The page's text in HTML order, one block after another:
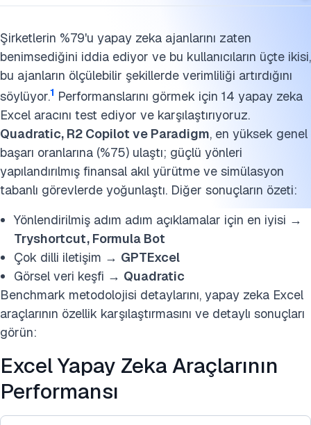
Şirketlerin %79'u yapay zeka ajanlarını zaten
benimsediğini iddia ediyor ve bu kullanıcıların üçte ikisi,
bu ajanların ölçülebilir şekillerde verimliliği artırdığını
söylüyor.1 Performanslarını görmek için 14 yapay zeka
Excel aracını test ediyor ve karşılaştırıyoruz.
Quadratic, R2 Copilot ve Paradigm, en yüksek genel
başarı oranlarına (%75) ulaştı; güçlü yönleri
yapılandırılmış finansal akıl yürütme ve simülasyon
tabanlı görevlerde yoğunlaştı. Diğer sonuçların özeti:
Yönlendirilmiş adım adım açıklamalar için en iyisi →
Tryshortcut, Formula Bot
Çok dilli iletişim → GPTExcel
Görsel veri keşfi → Quadratic
Benchmark metodolojisi detaylarını, yapay zeka Excel
araçlarının özellik karşılaştırmasını ve detaylı sonuçları
görün:
Excel Yapay Zeka Araçlarının
Performansı